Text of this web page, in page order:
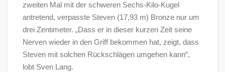
zweiten Mal mit der schweren Sechs-Kilo-Kugel
antretend, verpasste Steven (17,93 m) Bronze nur um
drei Zentimeter. „Dass er in dieser kurzen Zeit seine
Nerven wieder in den Griff bekommen hat, zeigt, dass
Steven mit solchen Rückschlägen umgehen kann“,
lobt Sven Lang.